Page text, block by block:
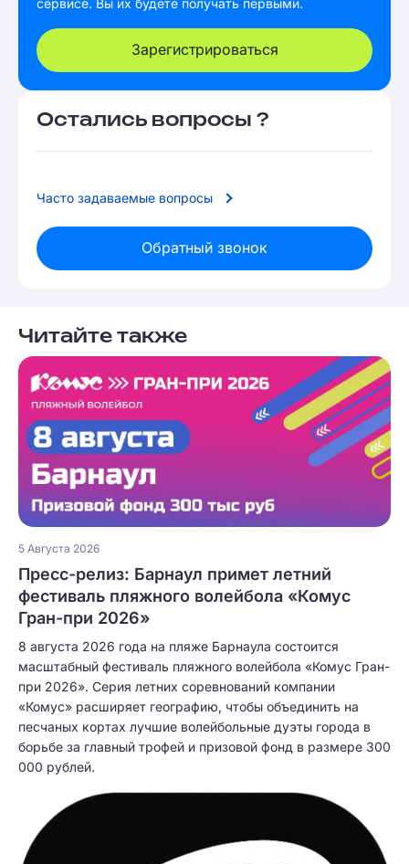
Зарегистрироваться
Остались вопросы ?
Часто задаваемые вопросы
Обратный звонок
Читайте также
5 Августа 2026
Пресс-релиз: Барнаул примет летний
фестиваль пляжного волейбола «Комус
Гран-при 2026»
8 августа 2026 года на пляже Барнаула состоится
масштабный фестиваль пляжного волейбола «Комус Гран-
при 2026». Серия летних соревнований компании
«Комус» расширяет географию, чтобы объединить на
песчаных кортах лучшие волейбольные дуэты города в
борьбе за главный трофей и призовой фонд в размере 300
000 рублей.